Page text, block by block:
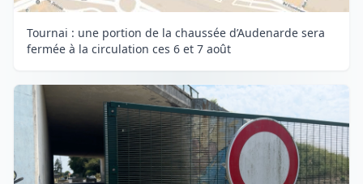
Tournai : une portion de la chaussée d’Audenarde sera
fermée à la circulation ces 6 et 7 août